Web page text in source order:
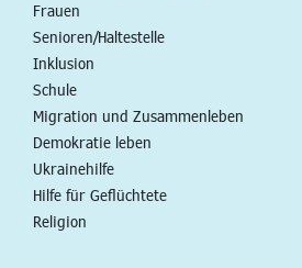
Frauen
Senioren/Haltestelle
Inklusion
Schule
Migration und Zusammenleben
Demokratie leben
Ukrainehilfe
Hilfe für Geflüchtete
Religion